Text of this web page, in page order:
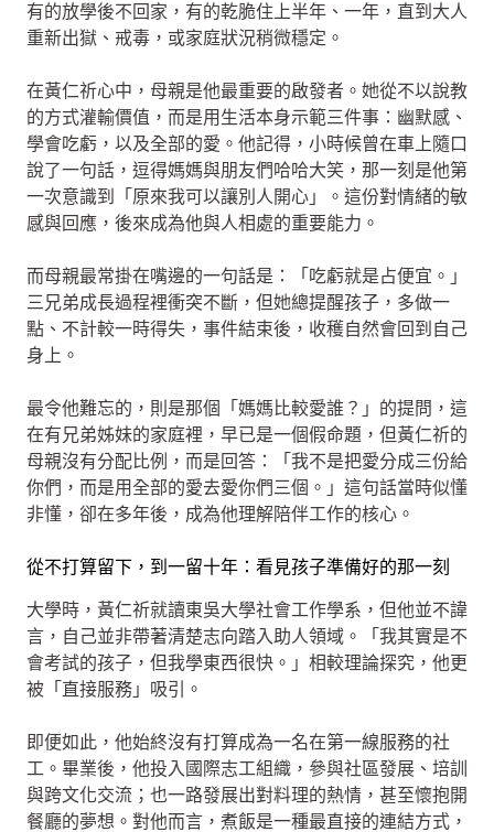
有的放學後不回家，有的乾脆住上半年、一年，直到大人
重新出獄、戒毒，或家庭狀況稍微穩定。
在黃仁祈心中，母親是他最重要的啟發者。她從不以說教
的方式灌輸價值，而是用生活本身示範三件事：幽默感、
學會吃虧，以及全部的愛。他記得，小時候曾在車上隨口
說了一句話，逗得媽媽與朋友們哈哈大笑，那一刻是他第
一次意識到「原來我可以讓別人開心」。這份對情緒的敏
感與回應，後來成為他與人相處的重要能力。
而母親最常掛在嘴邊的一句話是：「吃虧就是占便宜。」
三兄弟成長過程裡衝突不斷，但她總提醒孩子，多做一
點、不計較一時得失，事件結束後，收穫自然會回到自己
身上。
最令他難忘的，則是那個「媽媽比較愛誰？」的提問，這
在有兄弟姊妹的家庭裡，早已是一個假命題，但黃仁祈的
母親沒有分配比例，而是回答：「我不是把愛分成三份給
你們，而是用全部的愛去愛你們三個。」這句話當時似懂
非懂，卻在多年後，成為他理解陪伴工作的核心。
從不打算留下，到一留十年：看見孩子準備好的那一刻
大學時，黃仁祈就讀東吳大學社會工作學系，但他並不諱
言，自己並非帶著清楚志向踏入助人領域。「我其實是不
會考試的孩子，但我學東西很快。」相較理論探究，他更
被「直接服務」吸引。
即便如此，他始終沒有打算成為一名在第一線服務的社
工。畢業後，他投入國際志工組織，參與社區發展、培訓
與跨文化交流；也一路發展出對料理的熱情，甚至懷抱開
餐廳的夢想。對他而言，煮飯是一種最直接的連結方式，